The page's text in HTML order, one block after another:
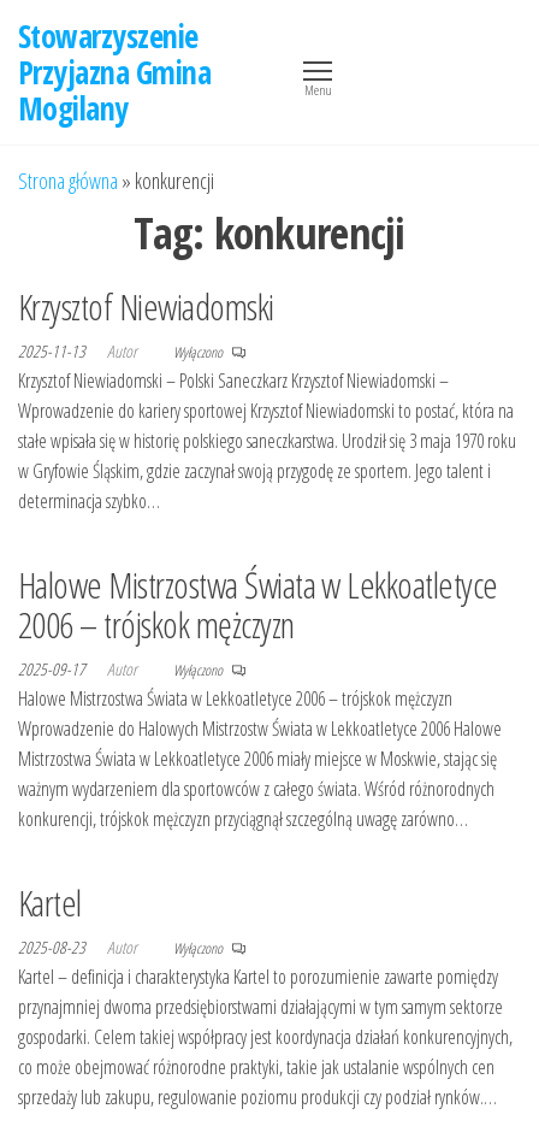
treści
Stowarzyszenie
Przyjazna Gmina
Mogilany
Menu
Strona główna » konkurencji
Tag: konkurencji
Krzysztof Niewiadomski
2025-11-13 Autor Wyłączono
Krzysztof Niewiadomski – Polski Saneczkarz Krzysztof Niewiadomski –
Wprowadzenie do kariery sportowej Krzysztof Niewiadomski to postać, która na
stałe wpisała się w historię polskiego saneczkarstwa. Urodził się 3 maja 1970 roku
w Gryfowie Śląskim, gdzie zaczynał swoją przygodę ze sportem. Jego talent i
determinacja szybko…
Halowe Mistrzostwa Świata w Lekkoatletyce
2006 – trójskok mężczyzn
2025-09-17 Autor Wyłączono
Halowe Mistrzostwa Świata w Lekkoatletyce 2006 – trójskok mężczyzn
Wprowadzenie do Halowych Mistrzostw Świata w Lekkoatletyce 2006 Halowe
Mistrzostwa Świata w Lekkoatletyce 2006 miały miejsce w Moskwie, stając się
ważnym wydarzeniem dla sportowców z całego świata. Wśród różnorodnych
konkurencji, trójskok mężczyzn przyciągnął szczególną uwagę zarówno…
Kartel
2025-08-23 Autor Wyłączono
Kartel – definicja i charakterystyka Kartel to porozumienie zawarte pomiędzy
przynajmniej dwoma przedsiębiorstwami działającymi w tym samym sektorze
gospodarki. Celem takiej współpracy jest koordynacja działań konkurencyjnych,
co może obejmować różnorodne praktyki, takie jak ustalanie wspólnych cen
sprzedaży lub zakupu, regulowanie poziomu produkcji czy podział rynków.…